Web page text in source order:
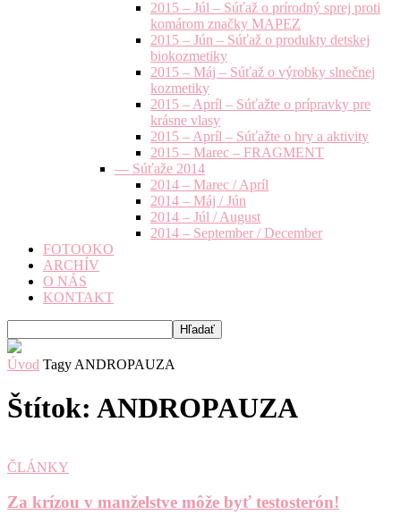
2015 – Júl – Súťaž o prírodný sprej proti
komárom značky MAPEZ
2015 – Jún – Súťaž o produkty detskej
biokozmetiky
2015 – Máj – Súťaž o výrobky slnečnej
kozmetiky
2015 – Apríl – Súťažte o prípravky pre
krásne vlasy
2015 – Apríl – Súťažte o hry a aktivity
2015 – Marec – FRAGMENT
— Súťaže 2014
2014 – Marec / Apríl
2014 – Máj / Jún
2014 – Júl / August
2014 – September / December
FOTOOKO
ARCHÍV
O NÁS
KONTAKT
Úvod Tagy ANDROPAUZA
Štítok: ANDROPAUZA
ČLÁNKY
Za krízou v manželstve môže byť testosterón!